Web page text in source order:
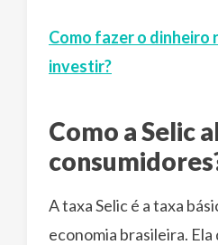
Como fazer o dinheiro
investir?
Como a Selic
A taxa Selic é a taxa
economia brasileira.